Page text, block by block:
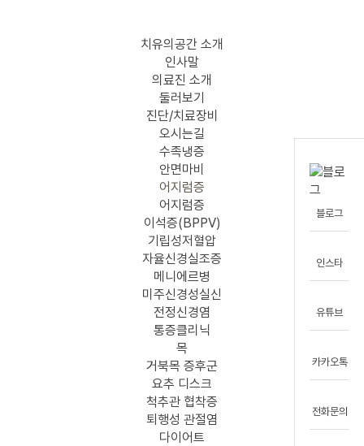
치유의공간 소개
인사말
의료진 소개
둘러보기
진단/치료장비
오시는길
수족냉증
안면마비
어지럼증
어지럼증
이석증(BPPV)
기립성저혈압
자율신경실조증
메니에르병
미주신경성실신
전정신경염
통증클리닉
목
거북목 증후군
요추 디스크
척추관 협착증
퇴행성 관절염
다이어트
블로그
인스타
유튜브
카카오톡
전화문의